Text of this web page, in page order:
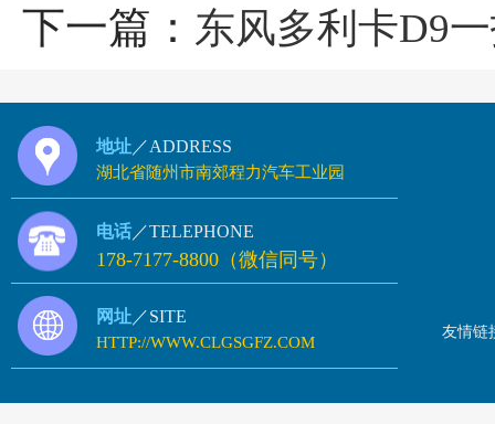
下一篇： 东风多利卡D9
地址 ／ADDRESS
湖北省随州市南郊程力汽车工业园
电话 ／TELEPHONE
178-7177-8800（微信同号）
网址 ／SITE
HTTP://WWW.CLGSGFZ.COM
友情链